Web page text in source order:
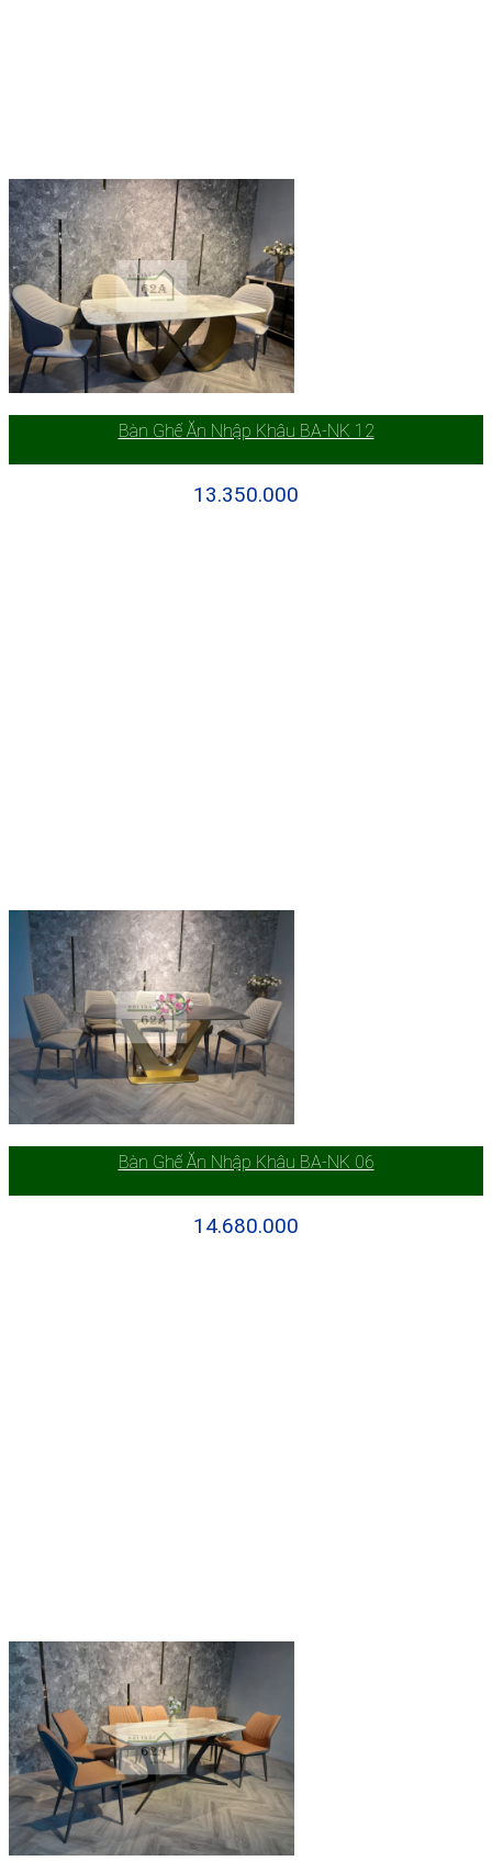
Bàn Ghế Ăn Nhập Khâu BA-NK 12
13.350.000
Bàn Ghế Ăn Nhập Khâu BA-NK 06
14.680.000